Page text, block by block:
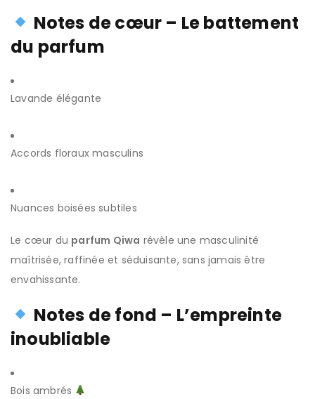
Notes de cœur – Le battement
du parfum
Lavande élégante
Accords floraux masculins
Nuances boisées subtiles
Le cœur du parfum Qiwa révèle une masculinité
maîtrisée, raffinée et séduisante, sans jamais être
envahissante.
Notes de fond – L’empreinte
inoubliable
Bois ambrés